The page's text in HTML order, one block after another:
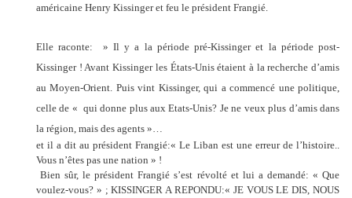
américaine Henry Kissinger et feu le président Frangié.
Elle raconte: » Il y a la période pré-Kissinger et la période post-
Kissinger ! Avant Kissinger les États-Unis étaient à la recherche d’amis
au Moyen-Orient. Puis vint Kissinger, qui a commencé une politique,
celle de « qui donne plus aux Etats-Unis? Je ne veux plus d’amis dans
la région, mais des agents »…
et il a dit au président Frangié:« Le Liban est une erreur de l’histoire..
Vous n’êtes pas une nation » !
Bien sûr, le président Frangié s’est révolté et lui a demandé: « Que
voulez-vous? » ; KISSINGER A REPONDU:« JE VOUS LE DIS, NOUS